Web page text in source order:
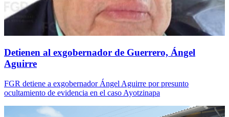
Detienen al exgobernador de Guerrero, Ángel
Aguirre
FGR detiene a exgobernador Ángel Aguirre por presunto
ocultamiento de evidencia en el caso Ayotzinapa